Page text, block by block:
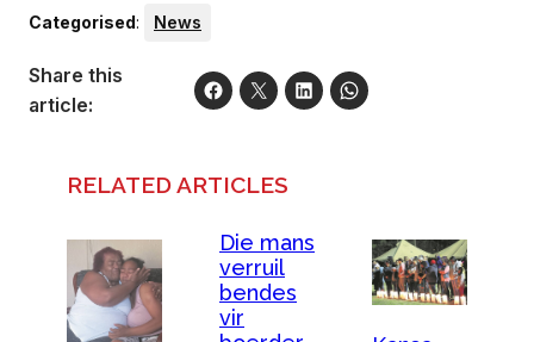
Categorised: News
Share this
article:
RELATED ARTICLES
Die mans
verruil
bendes
vir